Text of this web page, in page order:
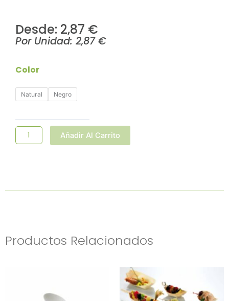
Desde: 2,87 €
Por Unidad: 2,87€
Color
Natural Negro
Para
Cuadrado
Cm
Cantidad
Añadir Al Carrito
Productos Relacionados